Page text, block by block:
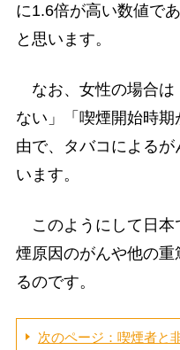
に1.6倍が高い数値で
と思います。
なお、女性の場合は
ない」「喫煙開始時
由で、タバコによる
います。
このようにして日本
煙原因のがんや他の
るのです。
次のページ：喫煙者と